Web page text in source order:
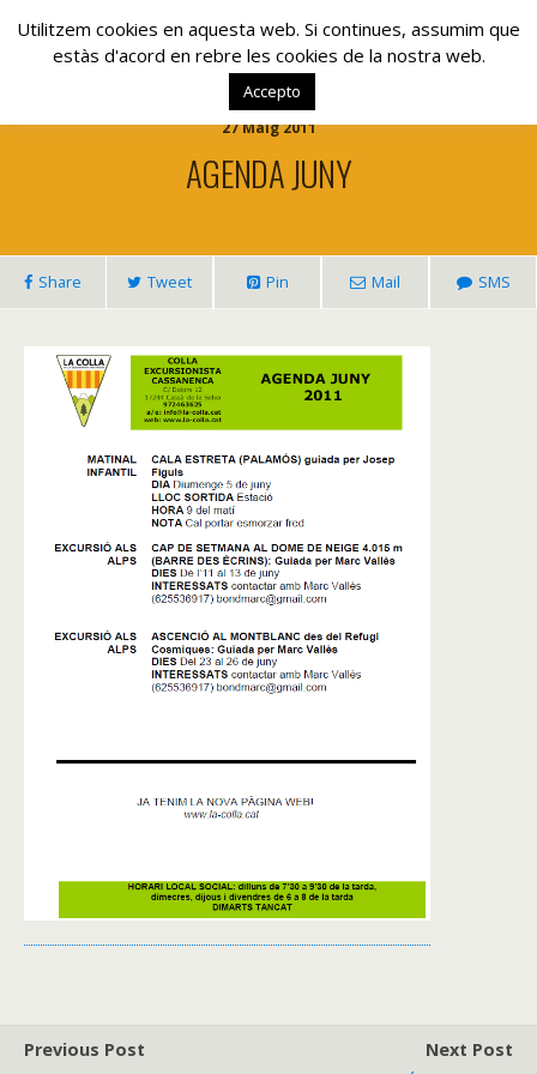
www.lacolla.cat
27 Maig 2011
AGENDA JUNY
Share Tweet Pin Mail SMS
Previous Post
Next Post
Utilitzem cookies en aquesta web. Si continues, assumim que
estàs d'acord en rebre les cookies de la nostra web.
Accepto